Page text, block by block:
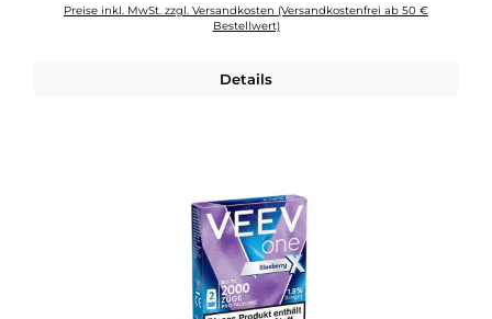
Preise inkl. MwSt. zzgl. Versandkosten (Versandkostenfrei ab 50 €
Bestellwert)
Details